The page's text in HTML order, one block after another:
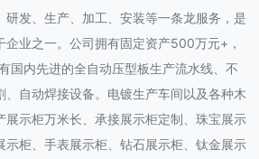
研发、生产、加工、安装等一条龙服务，是
企业之一。公司拥有固定资产500万元+，
国内先进的全自动压型板生产流水线、不
、自动焊接设备。电镀生产车间以及各种木
展示柜万米长、承接展示柜定制、珠宝展示
示柜、手表展示柜、钻石展示柜、钛金展示